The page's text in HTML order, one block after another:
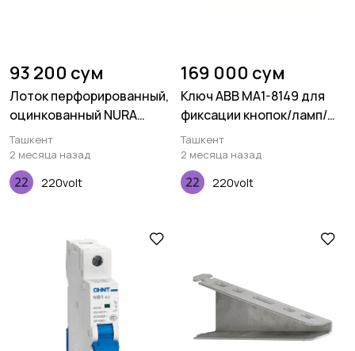
93 200 сум
Лоток перфорированный,
оцинкованный NURA
50x100x3000 0,5мм
Ташкент
2 месяца назад
220volt
169 000 сум
Ключ ABB MA1-8149 для
фиксации кнопок/ламп/
переключателей для
автоматического
инструмента
Ташкент
2 месяца назад
220volt